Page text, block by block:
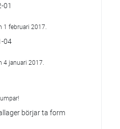
01
1 februari 2017.
04
4 januari 2017.
börjar ta form